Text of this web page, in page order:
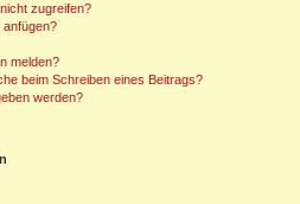
zugreifen?
anfügen?
melden?
beim Schreiben eines Beitrags?
werden?